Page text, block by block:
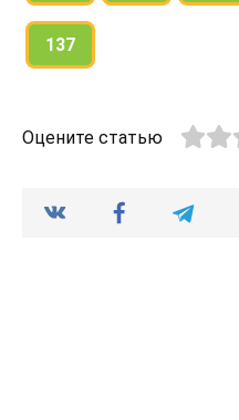
137
Оцените статью